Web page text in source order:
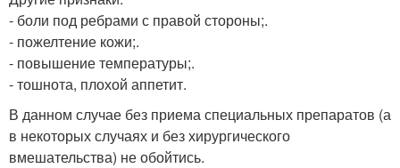
- боли под ребрами с правой стороны;.
- пожелтение кожи;.
- повышение температуры;.
- тошнота, плохой аппетит.
В данном случае без приема специальных препаратов (а
в некоторых случаях и без хирургического
вмешательства) не обойтись.